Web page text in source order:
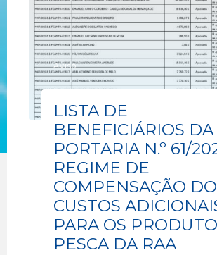
Aviso
LISTA DE
BENEFICIÁRIOS DA
PORTARIA N.º 61/
REGIME DE
COMPENSAÇÃO
CUSTOS
PARA OS
PESCA DA RAA